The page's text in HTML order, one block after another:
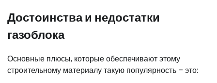
Достоинства и недостатки
газоблока
Основные плюсы, которые обеспечивают этому
строительному материалу такую популярность – это: